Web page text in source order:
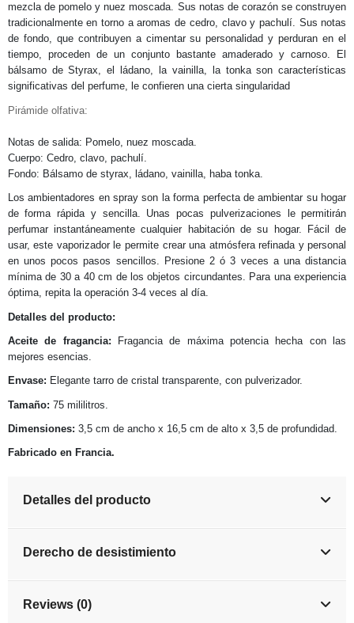
mezcla de pomelo y nuez moscada. Sus notas de corazón se construyen
tradicionalmente en torno a aromas de cedro, clavo y pachulí. Sus notas
de fondo, que contribuyen a cimentar su personalidad y perduran en el
tiempo, proceden de un conjunto bastante amaderado y carnoso. El
bálsamo de Styrax, el ládano, la vainilla, la tonka son características
significativas del perfume, le confieren una cierta singularidad
Pirámide olfativa:
Notas de salida: Pomelo, nuez moscada.
Cuerpo: Cedro, clavo, pachulí.
Fondo: Bálsamo de styrax, ládano, vainilla, haba tonka.
Los ambientadores en spray son la forma perfecta de ambientar su hogar
de forma rápida y sencilla. Unas pocas pulverizaciones le permitirán
perfumar instantáneamente cualquier habitación de su hogar. Fácil de
usar, este vaporizador le permite crear una atmósfera refinada y personal
en unos pocos pasos sencillos. Presione 2 ó 3 veces a una distancia
mínima de 30 a 40 cm de los objetos circundantes. Para una experiencia
óptima, repita la operación 3-4 veces al día.
Detalles del producto:
Aceite de fragancia: Fragancia de máxima potencia hecha con las
mejores esencias.
Envase: Elegante tarro de cristal transparente, con pulverizador.
Tamaño: 75 mililitros.
Dimensiones: 3,5 cm de ancho x 16,5 cm de alto x 3,5 de profundidad.
Fabricado en Francia.
Detalles del producto
Derecho de desistimiento
Reviews (0)